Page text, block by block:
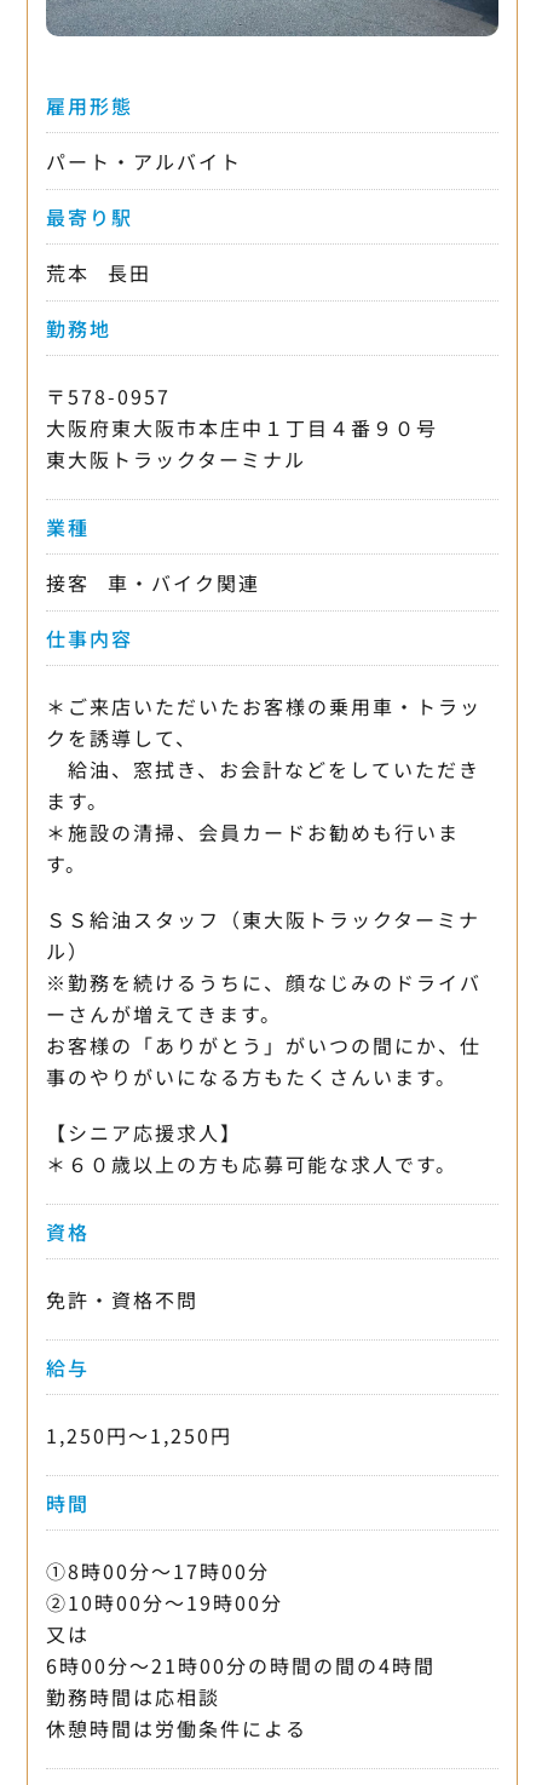
雇用形態
パート・アルバイト
最寄り駅
荒本
長田
勤務地
〒578-0957
大阪府東大阪市本庄中１丁目４番９０号
東大阪トラックターミナル
業種
接客
車・バイク関連
仕事内容
＊ご来店いただいたお客様の乗用車・トラッ
クを誘導して、
給油、窓拭き、お会計などをしていただき
ます。
＊施設の清掃、会員カードお勧めも行いま
す。
ＳＳ給油スタッフ（東大阪トラックターミナ
ル）
※勤務を続けるうちに、顔なじみのドライバ
ーさんが増えてきます。
お客様の「ありがとう」がいつの間にか、仕
事のやりがいになる方もたくさんいます。
【シニア応援求人】
＊６０歳以上の方も応募可能な求人です。
資格
免許・資格不問
給与
1,250円〜1,250円
時間
①8時00分〜17時00分
②10時00分〜19時00分
又は
6時00分〜21時00分の時間の間の4時間
勤務時間は応相談
休憩時間は労働条件による